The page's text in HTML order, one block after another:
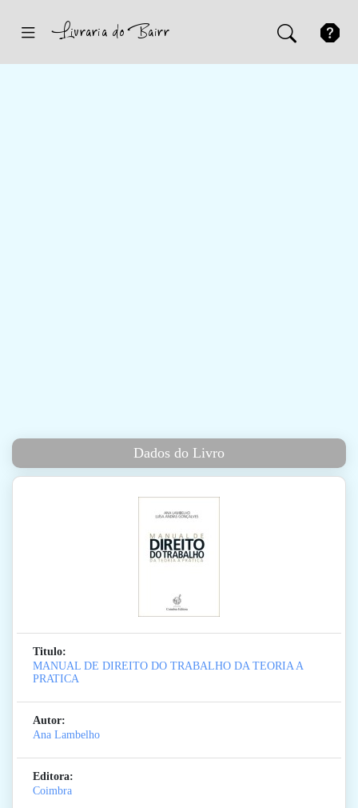
Dados do Livro
Titulo:
MANUAL DE DIREITO DO TRABALHO DA TEORIA A
PRATICA
Autor:
Ana Lambelho
Editora:
Coimbra